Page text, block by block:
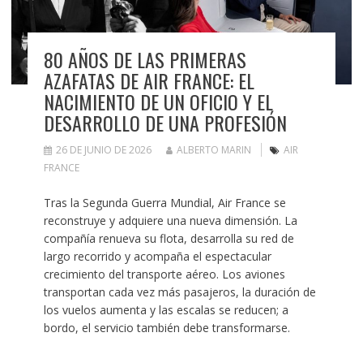
80 AÑOS DE LAS PRIMERAS
AZAFATAS DE AIR FRANCE: EL
NACIMIENTO DE UN OFICIO Y EL
DESARROLLO DE UNA PROFESIÓN
26 DE JUNIO DE 2026 ALBERTO MARIN
AIR
FRANCE
Tras la Segunda Guerra Mundial, Air France se
reconstruye y adquiere una nueva dimensión. La
compañía renueva su flota, desarrolla su red de
largo recorrido y acompaña el espectacular
crecimiento del transporte aéreo. Los aviones
transportan cada vez más pasajeros, la duración de
los vuelos aumenta y las escalas se reducen; a
bordo, el servicio también debe transformarse.